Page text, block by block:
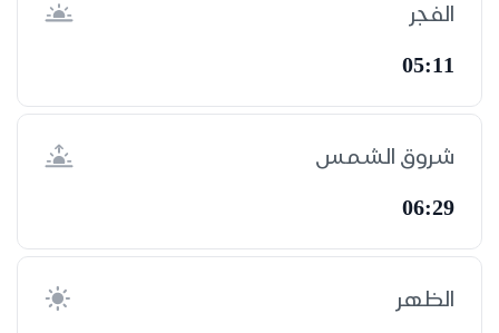
الفجر
05:11
شروق الشمس
06:29
الظهر